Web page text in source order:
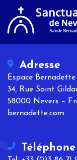
Adresse
Espace
34, Rue Saint
58000 Nevers –
bernadette.com
Téléphone